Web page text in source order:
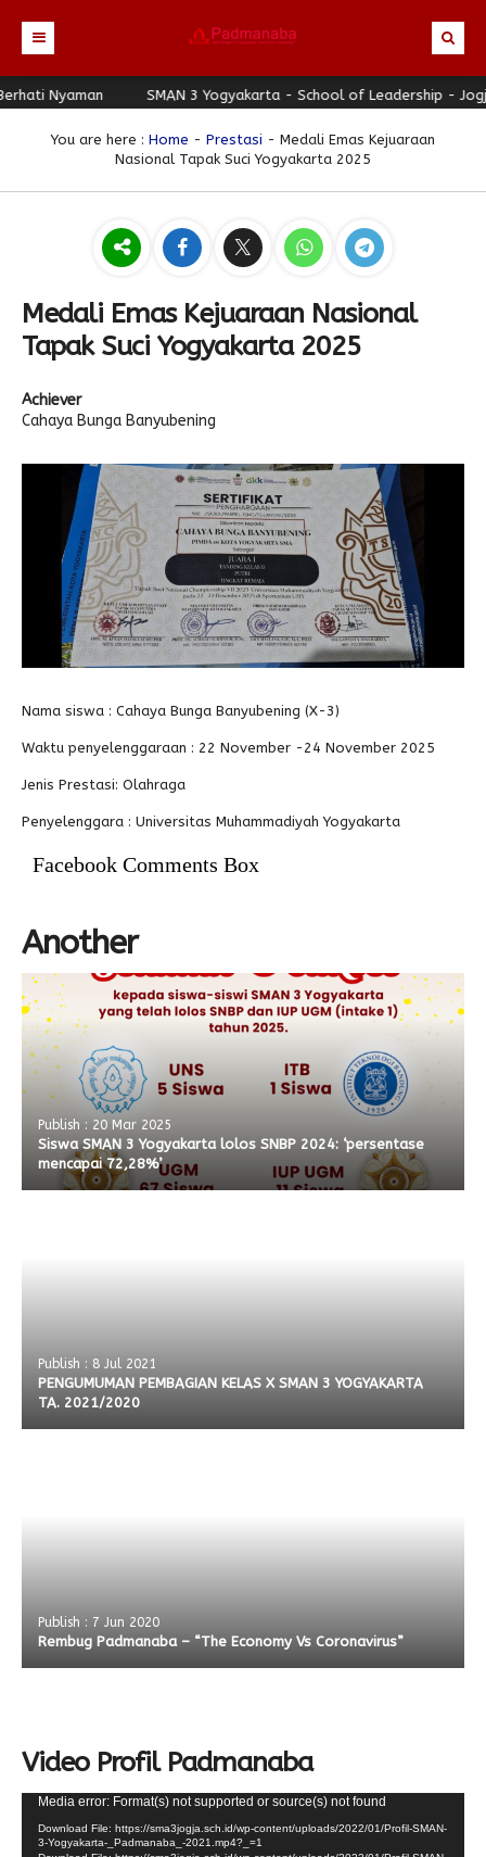
Beranda
Profil
Struktur Organisasi
Pengumuman
Guru & Karyawan
Padmanaba Smart Service
Karya Siswa
Padstory
Antologi Puisi 1
Antologi Puisi 2
Antologi Puisi 3
Antologi Puisi 4
Kegiatan Kemitraan
Bulletin
Majalah Progresif
Event Padmanaba
Penbes 2026
Nyaman SMAN 3 Yogyakarta - School of Leadership - Jogja
You are here : Home - Prestasi - Medali Emas Kejuaraan
Nasional Tapak Suci Yogyakarta 2025
Medali Emas Kejuaraan Nasional
Tapak Suci Yogyakarta 2025
Achiever
Cahaya Bunga Banyubening
Nama siswa : Cahaya Bunga Banyubening (X-3)
Waktu penyelenggaraan : 22 November -24 November 2025
Jenis Prestasi: Olahraga
Penyelenggara : Universitas Muhammadiyah Yogyakarta
Facebook Comments Box
Another
Publish : 20 Mar 2025
Siswa SMAN 3 Yogyakarta lolos SNBP 2024: ‘persentase
mencapai 72,28%’
Publish : 8 Jul 2021
PENGUMUMAN PEMBAGIAN KELAS X SMAN 3 YOGYAKARTA
TA. 2021/2020
Publish : 7 Jun 2020
Rembug Padmanaba – “The Economy Vs Coronavirus”
Video Profil Padmanaba
Video
Player
Media error: Format(s) not supported or source(s) not found
Download File: https://sma3jogja.sch.id/wp-content/uploads/2022/01/Profil-SMAN-
3-Yogyakarta-_Padmanaba_-2021.mp4?_=1